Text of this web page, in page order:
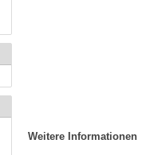
Weitere Informationen